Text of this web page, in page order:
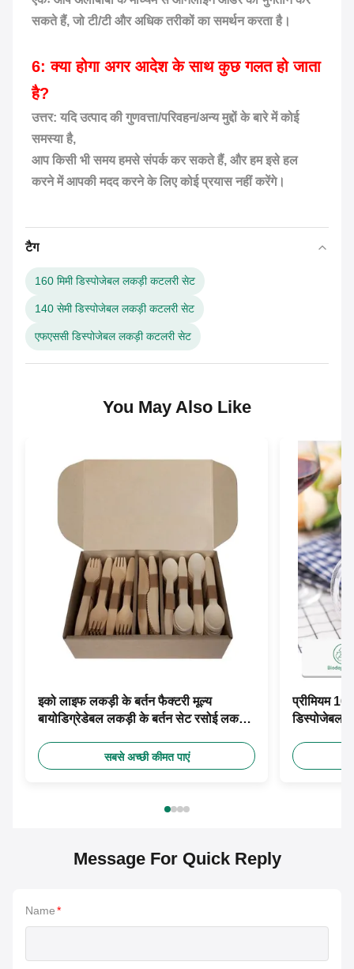
सकते हैं, जो टी/टी और अधिक तरीकों का समर्थन करता है।
6: क्या होगा अगर आदेश के साथ कुछ गलत हो जाता
है?
उत्तर: यदि उत्पाद की गुणवत्ता/परिवहन/अन्य मुद्दों के बारे में कोई
समस्या है,
आप किसी भी समय हमसे संपर्क कर सकते हैं, और हम इसे हल
करने में आपकी मदद करने के लिए कोई प्रयास नहीं करेंगे।
टैग
160 मिमी डिस्पोजेबल लकड़ी कटलरी सेट
140 सेमी डिस्पोजेबल लकड़ी कटलरी सेट
एफएससी डिस्पोजेबल लकड़ी कटलरी सेट
You May Also Like
इको लाइफ लकड़ी के बर्तन फैक्टरी मूल्य
बायोडिग्रेडेबल लकड़ी के बर्तन सेट रसोई लकड़ी
सबसे अच्छी कीमत पाएं
प्रीमियम
डिस्पोजेबल
Message For Quick Reply
Name*